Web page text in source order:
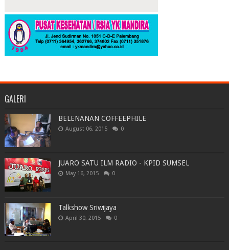
GALERI
BELENANAN COFFEEPHILE
August 06, 2015 0
JUARO SATU ILM RADIO - KPID SUMSEL
May 16, 2015 0
Talkshow Sriwijaya
April 30, 2015 0